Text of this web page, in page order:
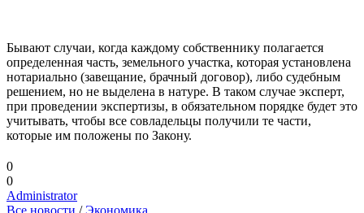
Бывают случаи, когда каждому собственнику полагается
определенная часть, земельного участка, которая установлена
нотариально (завещание, брачный договор), либо судебным
решением, но не выделена в натуре. В таком случае эксперт,
при проведении экспертизы, в обязательном порядке будет это
учитывать, чтобы все совладельцы получили те части,
которые им положены по Закону.
0
0
Administrator
Все новости /Экономика